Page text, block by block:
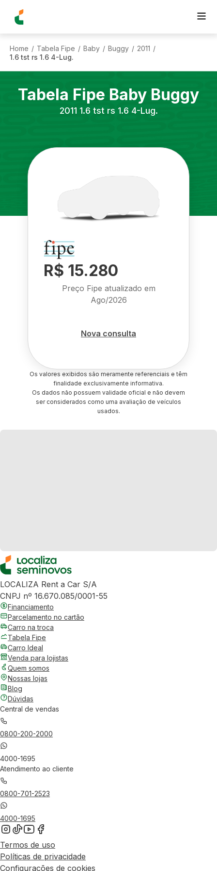
Home / Tabela Fipe / Baby / Buggy / 2011 /
1.6 tst rs 1.6 4-Lug.
Tabela Fipe Baby Buggy
2011 1.6 tst rs 1.6 4-Lug.
R$ 15.280
Preço Fipe atualizado em
Ago/2026
Nova consulta
Os valores exibidos são meramente referenciais e têm
finalidade exclusivamente informativa.
Os dados não possuem validade oficial e não devem
ser considerados como uma avaliação de veículos
usados.
LOCALIZA Rent a Car S/A
CNPJ nº 16.670.085/0001-55
Financiamento
Parcelamento no cartão
Carro na troca
Tabela Fipe
Carro Ideal
Venda para lojistas
Quem somos
Nossas lojas
Blog
Dúvidas
Central de vendas
0800-200-2000
4000-1695
Atendimento ao cliente
0800-701-2523
4000-1695
Termos de uso
Políticas de privacidade
Configurações de cookies